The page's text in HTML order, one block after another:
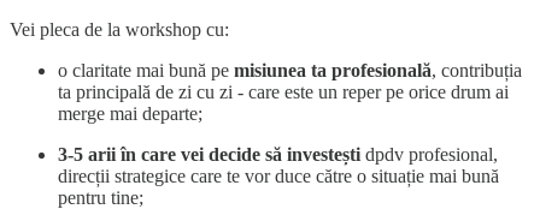
Vei pleca de la workshop cu:
o claritate mai bună pe misiunea ta profesională, contribuția
ta principală de zi cu zi - care este un reper pe orice drum ai
merge mai departe;
3-5 arii în care vei decide să investești dpdv profesional,
direcții strategice care te vor duce către o situație mai bună
pentru tine;